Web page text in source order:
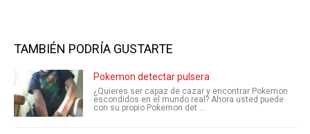
TAMBIÉN PODRÍA GUSTARTE
Pokemon detectar pulsera
¿Quieres ser capaz de cazar y encontrar Pokemon
escondidos en el mundo real? Ahora usted puede
con su propio Pokemon det ...